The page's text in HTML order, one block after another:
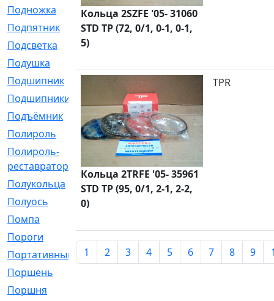
Подножка
[16]
Подпятник
[1]
Подсветка
Подушка
Подшипник
[1825]
Подшипники
[106]
Подъёмник
[1]
Полироль
[1]
Полироль-
реставратор
[1]
Полукольца
[107]
Полуось
Помпа
Пороги
[1]
Портативный
[1]
Поршень
Поршня
Кольца 2SZFE '05- 31060
STD TP (72, 0/1, 0-1, 0-1,
5)
Кольца 2TRFE '05- 35961
STD TP (95, 0/1, 2-1, 2-2,
0)
TPR
1 2 3 4 5 6 7 8 9